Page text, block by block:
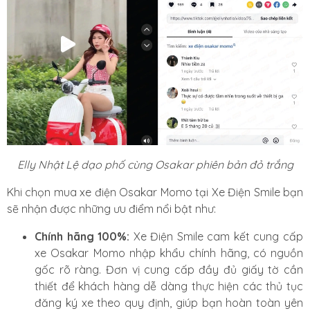
Elly Nhật Lệ dạo phố cùng Osakar phiên bản đỏ trắng
Khi chọn mua xe điện Osakar Momo tại Xe Điện Smile bạn
sẽ nhận được những ưu điểm nổi bật như:
Chính hãng 100%: Xe Điện Smile cam kết cung cấp
xe Osakar Momo nhập khẩu chính hãng, có nguồn
gốc rõ ràng. Đơn vị cung cấp đầy đủ giấy tờ cần
thiết để khách hàng dễ dàng thực hiện các thủ tục
đăng ký xe theo quy định, giúp bạn hoàn toàn yên